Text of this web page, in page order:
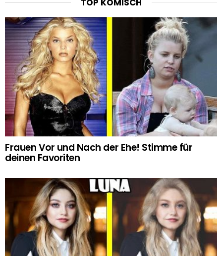
TOP KOMISCH
Frauen Vor und Nach der Ehe! Stimme für
deinen Favoriten